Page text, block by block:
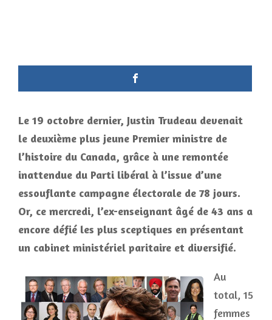
Le 19 octobre dernier, Justin Trudeau devenait
le deuxième plus jeune Premier ministre de
l’histoire du Canada, grâce à une remontée
inattendue du Parti libéral à l’issue d’une
essouflante campagne électorale de 78 jours.
Or, ce mercredi, l’ex-enseignant âgé de 43 ans a
encore défié les plus sceptiques en présentant
un cabinet ministériel paritaire et diversifié.
Au
total, 15
femmes